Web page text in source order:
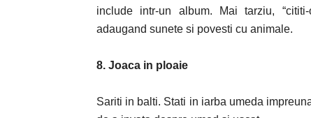
include intr-un album. Mai tarziu,
adaugand sunete si povesti cu animale.
8. Joaca in ploaie
Sariti in balti. Stati in iarba umeda